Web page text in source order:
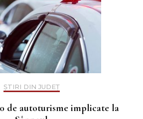
ȘTIRI DIN JUDEȚ
de autoturisme implicate la